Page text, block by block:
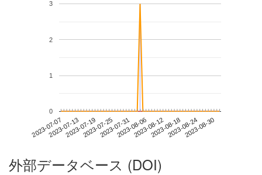
2023-07-072023-07-132023-07-192023-07-252023-07-312023-08-062023-08-122023-08-182023-08-242023-08-30
0
1
2
3
外部データベース (DOI)